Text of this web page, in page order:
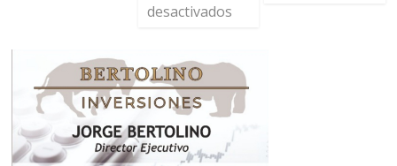
desactivados